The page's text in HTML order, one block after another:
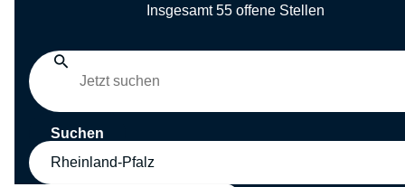
Insgesamt 55 offene Stellen
Suchen
Rheinland-Pfalz